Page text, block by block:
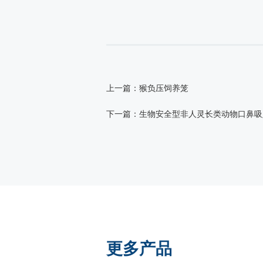
上一篇：猴负压饲养笼
下一篇：生物安全型非人灵长类动物口鼻
更多产品